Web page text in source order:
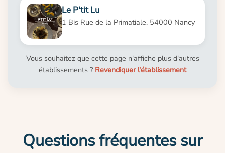
Le P'tit Lu
1 Bis Rue de la Primatiale, 54000 Nancy
Vous souhaitez que cette page n'affiche plus d'autres
établissements ? Revendiquer l'établissement
Questions fréquentes sur